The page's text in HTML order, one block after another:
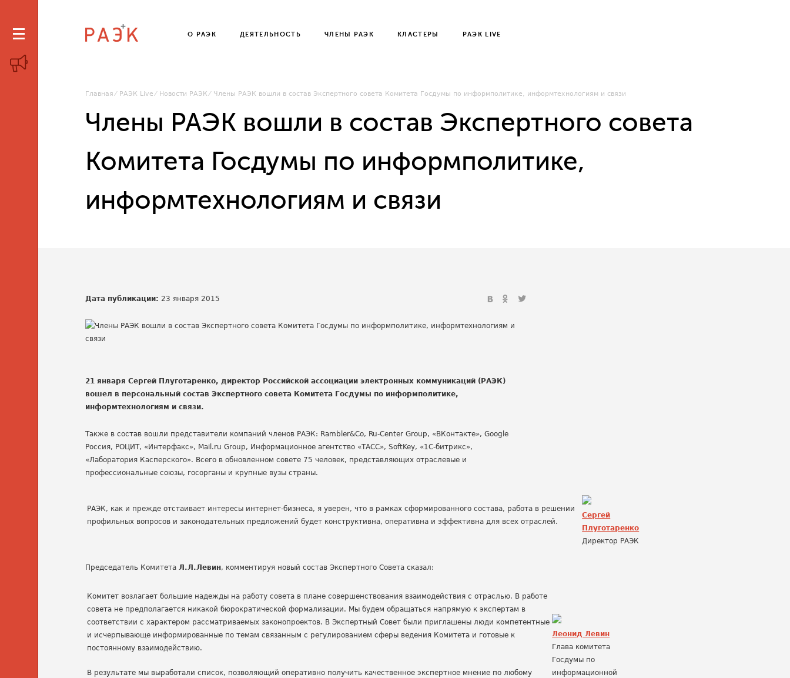
О РАЭК ДЕЯТЕЛЬНОСТЬ ЧЛЕНЫ РАЭК КЛАСТЕРЫ РАЭК LIVE
Главная РАЭК Live Новости РАЭК Члены РАЭК вошли в состав Экспертного совета Комитета Госдумы по информполитике, информтехнологиям и связи
Члены РАЭК вошли в состав Экспертного совета
Комитета Госдумы по информполитике,
информтехнологиям и связи
Дата публикации: 23 января 2015
21 января Сергей Плуготаренко, директор Российской ассоциации электронных коммуникаций (РАЭК)
вошел в персональный состав Экспертного совета Комитета Госдумы по информполитике,
информтехнологиям и связи.
Также в состав вошли представители компаний членов РАЭК: Rambler&Cо, Ru-Center Group, «ВКонтакте», Google
Россия, РОЦИТ, «Интерфакс», Mail.ru Group, Информационное агентство «ТАСС», SoftKey, «1С-битрикс»,
«Лаборатория Касперского». Всего в обновленном совете 75 человек, представляющих отраслевые и
профессиональные союзы, госорганы и крупные вузы страны.
РАЭК, как и прежде отстаивает интересы интернет-бизнеса, я уверен, что в рамках сформированного состава, работа в решении
профильных вопросов и законодательных предложений будет конструктивна, оперативна и эффективна для всех отраслей.
Сергей
Плуготаренко
Директор РАЭК
Председатель КомитетаЛ.Л.Левин, комментируя новый состав Экспертного Совета сказал:
Комитет возлагает большие надежды на работу совета в плане совершенствования взаимодействия с отраслью. В работе
совета не предполагается никакой бюрократической формализации. Мы будем обращаться напрямую к экспертам в
соответствии с характером рассматриваемых законопроектов. В Экспертный Совет были приглашены люди компетентные
и исчерпывающе информированные по темам связанным с регулированием сферы ведения Комитета и готовые к
постоянному взаимодействию.
В результате мы выработали список, позволяющий оперативно получить качественное экспертное мнение по любому
Леонид Левин
Глава комитета
Госдумы по
информационной